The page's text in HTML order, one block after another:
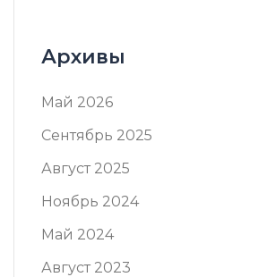
Архивы
Май 2026
Сентябрь 2025
Август 2025
Ноябрь 2024
Май 2024
Август 2023